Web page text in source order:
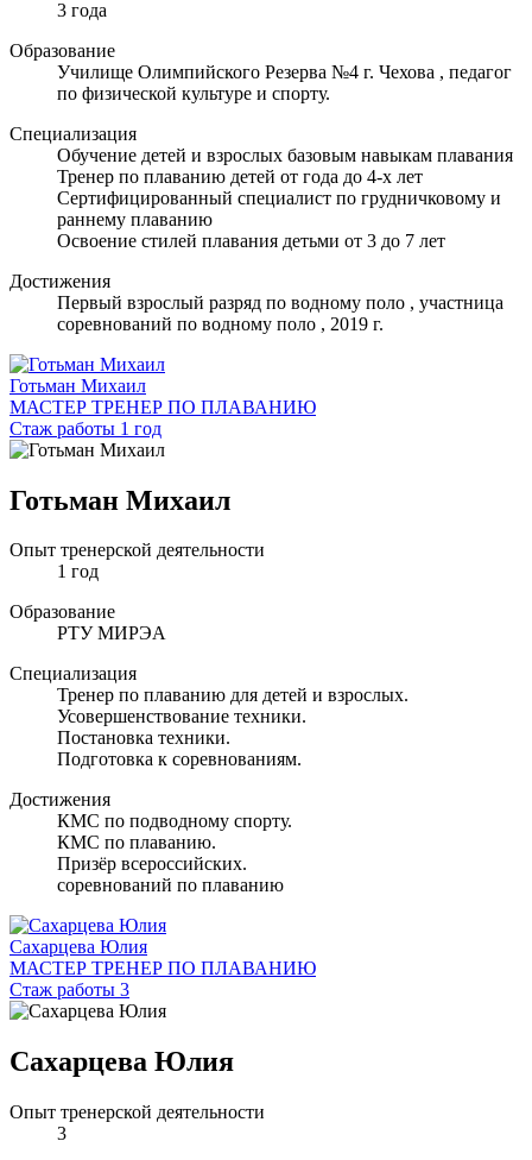
3 года
Образование
Училище Олимпийского Резерва №4 г. Чехова , педагог
по физической культуре и спорту.
Специализация
Обучение детей и взрослых базовым навыкам плавания
Тренер по плаванию детей от года до 4-х лет
Сертифицированный специалист по грудничковому и
раннему плаванию
Освоение стилей плавания детьми от 3 до 7 лет
Достижения
Первый взрослый разряд по водному поло , участница
соревнований по водному поло , 2019 г.
Готьман Михаил
МАСТЕР ТРЕНЕР ПО ПЛАВАНИЮ
Стаж работы 1 год
Готьман Михаил
Опыт тренерской деятельности
1 год
Образование
РТУ МИРЭА
Специализация
Тренер по плаванию для детей и взрослых.
Усовершенствование техники.
Постановка техники.
Подготовка к соревнованиям.
Достижения
КМС по подводному спорту.
КМС по плаванию.
Призёр всероссийских.
соревнований по плаванию
Сахарцева Юлия
МАСТЕР ТРЕНЕР ПО ПЛАВАНИЮ
Стаж работы 3
Сахарцева Юлия
Опыт тренерской деятельности
3